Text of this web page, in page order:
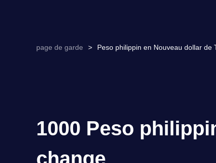
page de garde > Peso philippin en Nouveau dollar de
1000 Peso
change